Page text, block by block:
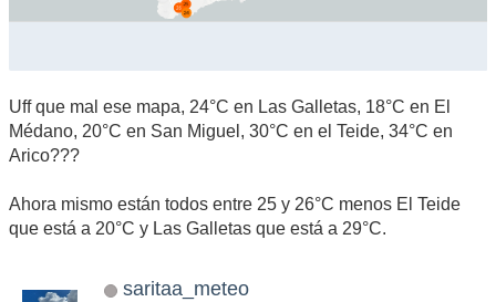
Uff que mal ese mapa, 24°C en Las Galletas, 18°C en El
Médano, 20°C en San Miguel, 30°C en el Teide, 34°C en
Arico???
Ahora mismo están todos entre 25 y 26°C menos El Teide
que está a 20°C y Las Galletas que está a 29°C.
saritaa_meteo